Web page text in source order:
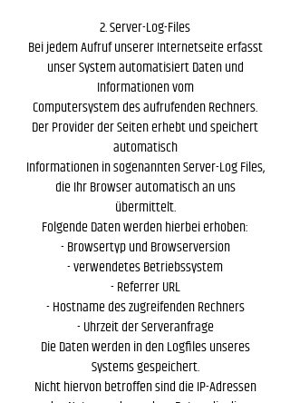
2. Server-Log-Files
Bei jedem Aufruf unserer Internetseite erfasst
unser System automatisiert Daten und
Informationen vom
Computersystem des aufrufenden Rechners.
Der Provider der Seiten erhebt und speichert
automatisch
Informationen in sogenannten Server-Log Files,
die Ihr Browser automatisch an uns
übermittelt.
Folgende Daten werden hierbei erhoben:
- Browsertyp und Browserversion
- verwendetes Betriebssystem
- Referrer URL
- Hostname des zugreifenden Rechners
- Uhrzeit der Serveranfrage
Die Daten werden in den Logfiles unseres
Systems gespeichert.
Nicht hiervon betroffen sind die IP-Adressen